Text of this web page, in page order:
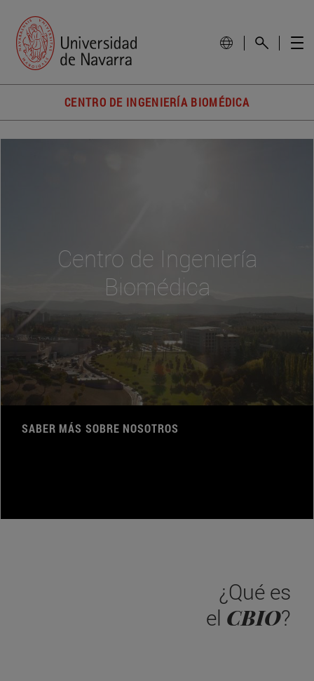
CENTRO DE INGENIERÍA BIOMÉDICA
Centro de Ingeniería
Biomédica
SABER MÁS SOBRE NOSOTROS
¿Qué es
el CBIO?